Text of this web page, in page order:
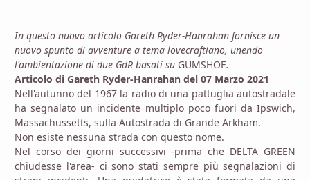
In questo nuovo articolo Gareth Ryder-Hanrahan fornisce un
nuovo spunto di avventure a tema lovecraftiano, unendo
l'ambientazione di due GdR basati su GUMSHOE.
Articolo di Gareth Ryder-Hanrahan del 07 Marzo 2021
Nell'autunno del 1967 la radio di una pattuglia autostradale
ha segnalato un incidente multiplo poco fuori da Ipswich,
Massachussetts, sulla Autostrada di Grande Arkham.
Non esiste nessuna strada con questo nome.
Nel corso dei giorni successivi -prima che DELTA GREEN
chiudesse l'area- ci sono stati sempre più segnalazioni di